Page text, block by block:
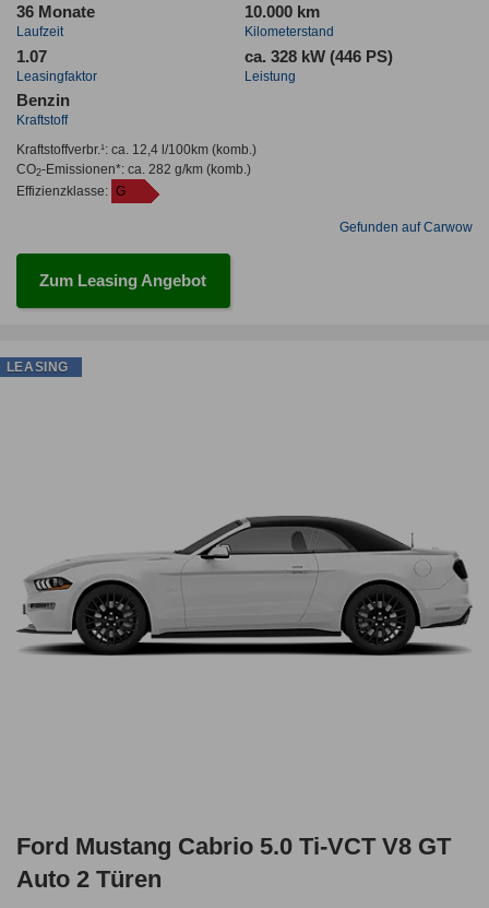
36 Monate
Laufzeit
10.000 km
Kilometerstand
1.07
Leasingfaktor
ca. 328 kW (446 PS)
Leistung
Benzin
Kraftstoff
Kraftstoffverbr.¹: ca. 12,4 l/100km(komb.)
CO2-Emissionen*: ca. 282 g/km(komb.)
Effizienzklasse: G
Gefunden auf Carwow
Zum Leasing Angebot
Ford Mustang Cabrio 5.0 Ti-VCT V8 GT
Auto 2 Türen
LEASING